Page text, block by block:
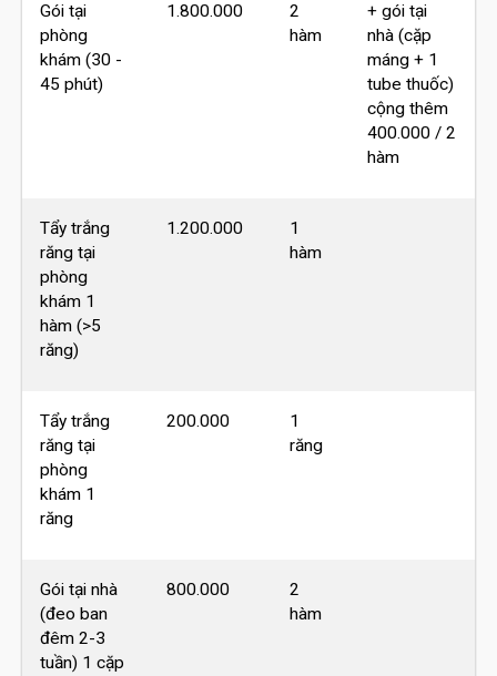
Gói tại
phòng
khám (30 -
45 phút)
1.800.000
2
hàm
+ gói tại
nhà (cặp
máng + 1
tube thuốc)
cộng thêm
400.000 / 2
hàm
Tẩy trắng
răng tại
phòng
khám 1
hàm (>5
răng)
1.200.000
1
hàm
Tẩy trắng
răng tại
phòng
khám 1
răng
200.000
1
răng
Gói tại nhà
(đeo ban
đêm 2-3
tuần) 1 cặp
800.000
2
hàm